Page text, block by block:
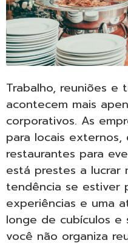
Trabalho, reuniões e
acontecem mais
corporativos. As
para locais externos,
restaurantes para
está prestes a lucrar
tendência se estiver
experiências e uma
longe de cubículos e
você não organiza